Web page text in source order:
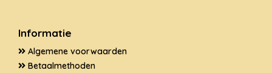
Informatie
Algemene voorwaarden
Betaalmethoden